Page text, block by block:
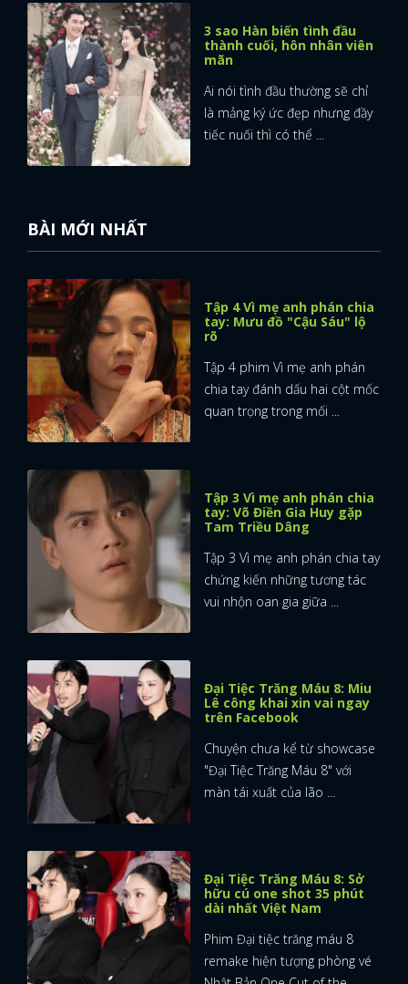
3 sao Hàn biến tình đầu
thành cuối, hôn nhân viên
mãn
Ai nói tình đầu thường sẽ chỉ
là mảng ký ức đẹp nhưng đầy
tiếc nuối thì có thể ...
BÀI MỚI NHẤT
Tập 4 Vì mẹ anh phán chia
tay: Mưu đồ "Cậu Sáu" lộ
rõ
Tập 4 phim Vì mẹ anh phán
chia tay đánh dấu hai cột mốc
quan trọng trong mối ...
Tập 3 Vì mẹ anh phán chia
tay: Võ Điền Gia Huy gặp
Tam Triều Dâng
Tập 3 Vì mẹ anh phán chia tay
chứng kiến những tương tác
vui nhộn oan gia giữa ...
Đại Tiệc Trăng Máu 8: Miu
Lê công khai xin vai ngay
trên Facebook
Chuyện chưa kể từ showcase
"Đại Tiệc Trăng Máu 8" với
màn tái xuất của lão ...
Đại Tiệc Trăng Máu 8: Sở
hữu cú one shot 35 phút
dài nhất Việt Nam
Phim Đại tiệc trăng máu 8
remake hiện tượng phòng vé